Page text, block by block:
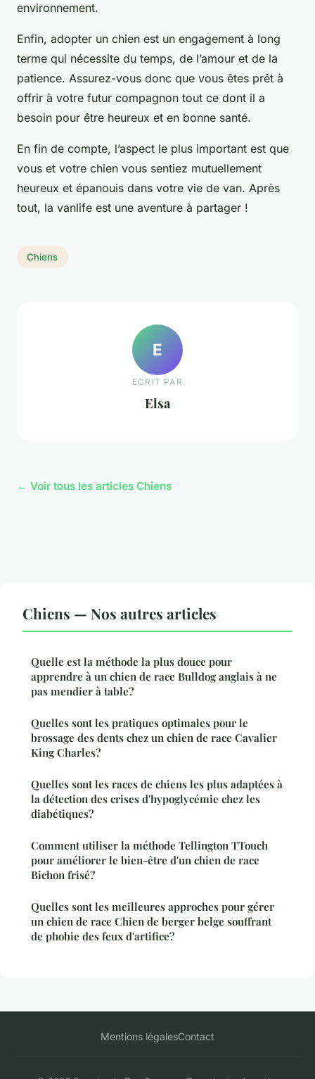
environnement.
Enfin, adopter un chien est un engagement à long
terme qui nécessite du temps, de l’amour et de la
patience. Assurez-vous donc que vous êtes prêt à
offrir à votre futur compagnon tout ce dont il a
besoin pour être heureux et en bonne santé.
En fin de compte, l’aspect le plus important est que
vous et votre chien vous sentiez mutuellement
heureux et épanouis dans votre vie de van. Après
tout, la vanlife est une aventure à partager !
Chiens
E
ECRIT PAR
Elsa
← Voir tous les articles Chiens
Chiens — Nos autres articles
Quelle est la méthode la plus douce pour
apprendre à un chien de race Bulldog anglais à ne
pas mendier à table?
Quelles sont les pratiques optimales pour le
brossage des dents chez un chien de race Cavalier
King Charles?
Quelles sont les races de chiens les plus adaptées à
la détection des crises d'hypoglycémie chez les
diabétiques?
Comment utiliser la méthode Tellington TTouch
pour améliorer le bien-être d'un chien de race
Bichon frisé?
Quelles sont les meilleures approches pour gérer
un chien de race Chien de berger belge souffrant
de phobie des feux d'artifice?
Mentions légalesContact